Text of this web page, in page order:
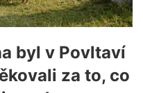
byl v Povltaví
za to, co